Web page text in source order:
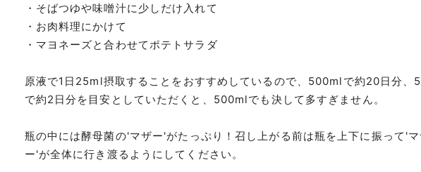
・そばつゆや味噌汁に少しだけ入れて
・お肉料理にかけて
・マヨネーズと合わせてポテトサラダ
原液で1日25ml摂取することをおすすめしているので、500mlで約20日分、
で約2日分を目安としていただくと、500mlでも決して多すぎません。
瓶の中には酵母菌の'マザー'がたっぷり！召し上がる前は瓶を上下に振って'
ー'が全体に行き渡るようにしてください。